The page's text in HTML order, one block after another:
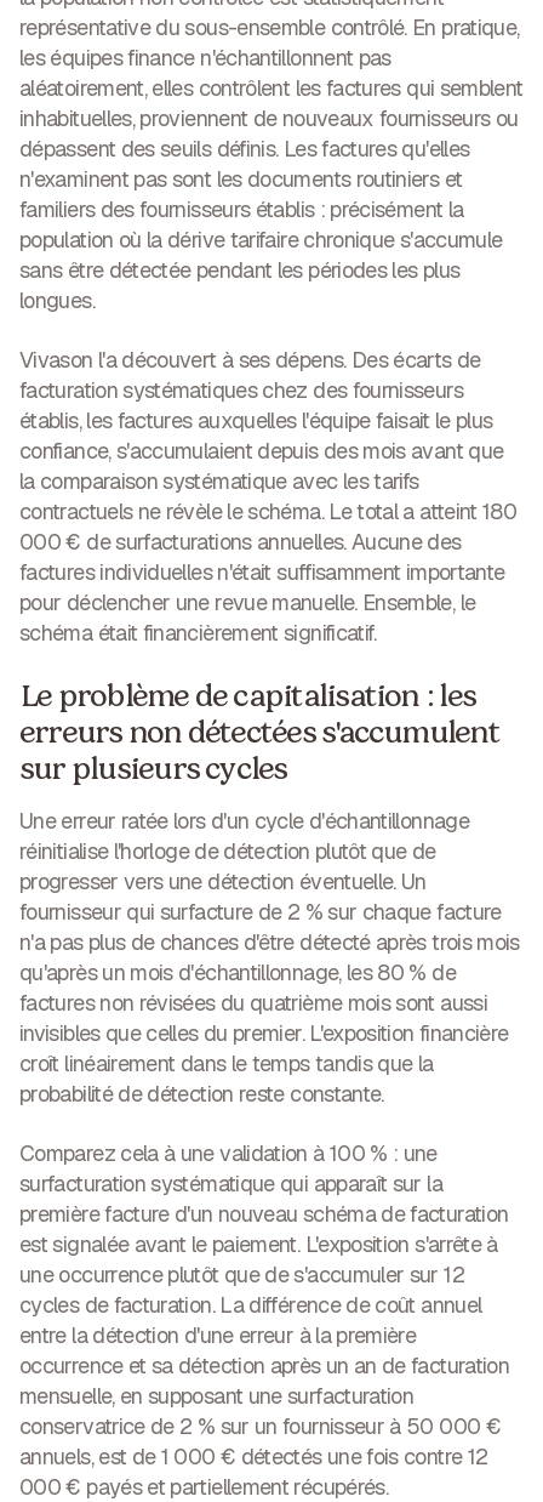
représentative du sous-ensemble contrôlé. En pratique,
les équipes finance n'échantillonnent pas
aléatoirement, elles contrôlent les factures qui semblent
inhabituelles, proviennent de nouveaux fournisseurs ou
dépassent des seuils définis. Les factures qu'elles
n'examinent pas sont les documents routiniers et
familiers des fournisseurs établis : précisément la
population où la dérive tarifaire chronique s'accumule
sans être détectée pendant les périodes les plus
longues.
Vivason l'a découvert à ses dépens. Des écarts de
facturation systématiques chez des fournisseurs
établis, les factures auxquelles l'équipe faisait le plus
confiance, s'accumulaient depuis des mois avant que
la comparaison systématique avec les tarifs
contractuels ne révèle le schéma. Le total a atteint180
000 € de surfacturations annuelles. Aucune des
factures individuelles n'était suffisamment importante
pour déclencher une revue manuelle. Ensemble, le
schéma était financièrement significatif.
Le problème de capitalisation : les
erreurs non détectées s'accumulent
sur plusieurs cycles
Une erreur ratée lors d'un cycle d'échantillonnage
réinitialise l'horloge de détection plutôt que de
progresser vers une détection éventuelle. Un
fournisseur qui surfacture de 2 % sur chaque facture
n'a pas plus de chances d'être détecté après trois mois
qu'après un mois d'échantillonnage, les 80 % de
factures non révisées du quatrième mois sont aussi
invisibles que celles du premier. L'exposition financière
croît linéairement dans le temps tandis que la
probabilité de détection reste constante.
Comparez cela à une validation à 100 % : une
surfacturation systématique qui apparaît sur la
première facture d'un nouveau schéma de facturation
est signalée avant le paiement. L'exposition s'arrête à
une occurrence plutôt que de s'accumuler sur 12
cycles de facturation. La différence de coût annuel
entre la détection d'une erreur à la première
occurrence et sa détection après un an de facturation
mensuelle, en supposant une surfacturation
conservatrice de 2 % sur un fournisseur à 50 000 €
annuels, est de 1 000 € détectés une fois contre 12
000 € payés et partiellement récupérés.